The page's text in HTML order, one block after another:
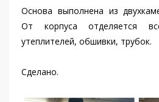
Основа выполнена из
От корпуса отделяется
утеплителей, обшивки, трубок.
Сделано.